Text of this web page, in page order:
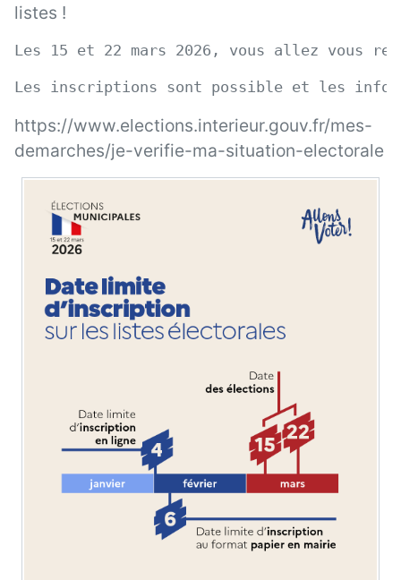
listes !
Les 15 et 22 mars 2026, vous allez vous
Les inscriptions sont possible et les
https://www.elections.interieur.gouv.fr/mes-
demarches/je-verifie-ma-situation-electorale